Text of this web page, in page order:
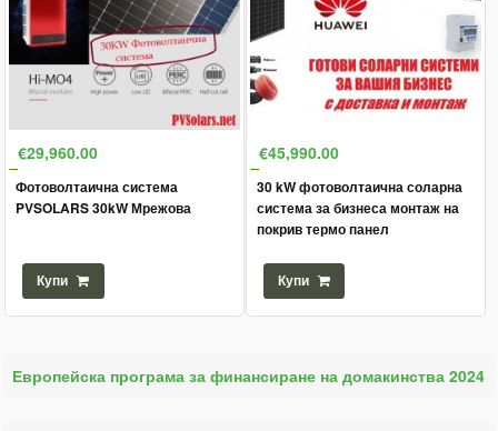
€29,960.00
Фотоволтаична система
PVSOLARS 30kW Мрежова
Купи
€45,990.00
30 kW фотоволтаична соларна
система за бизнеса монтаж на
покрив термо панел
Купи
Европейска програма за финансиране на домакинства 2024